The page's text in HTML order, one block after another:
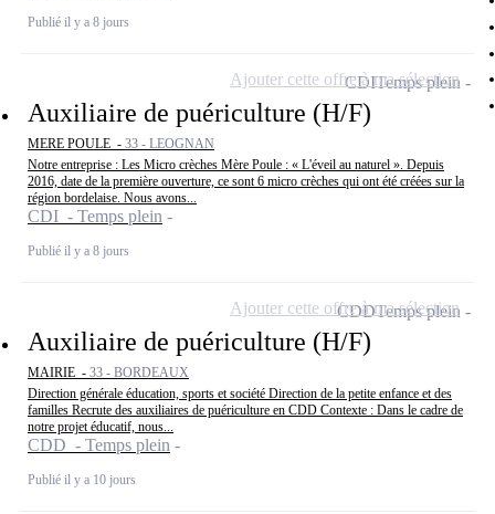
Publié il y a 8 jours
Auxiliaire de puériculture (H/F)
MERE POULE - 33 - LEOGNAN
Notre entreprise : Les Micro crèches Mère Poule : « L'éveil au naturel ». Depuis
2016, date de la première ouverture, ce sont 6 micro crèches qui ont été créées sur la
région bordelaise. Nous avons...
CDI - Temps plein
Publié il y a 8 jours
CDITemps plein
Ajouter cette offre à ma sélection
Auxiliaire de puériculture (H/F)
MAIRIE - 33 - BORDEAUX
Direction générale éducation, sports et société Direction de la petite enfance et des
familles Recrute des auxiliaires de puériculture en CDD Contexte : Dans le cadre de
notre projet éducatif, nous...
CDD - Temps plein
Publié il y a 10 jours
CDDTemps plein
Ajouter cette offre à ma sélection